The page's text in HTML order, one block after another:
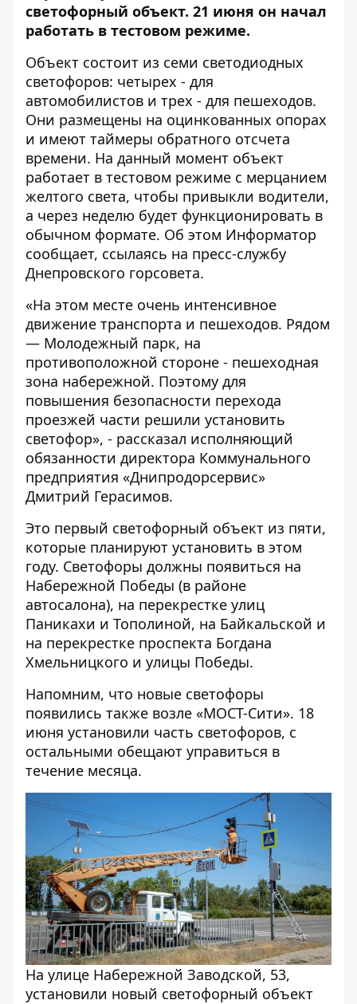
светофорный объект. 21 июня он начал
работать в тестовом режиме.
Объект состоит из семи светодиодных
светофоров: четырех - для
автомобилистов и трех - для пешеходов.
Они размещены на оцинкованных опорах
и имеют таймеры обратного отсчета
времени. На данный момент объект
работает в тестовом режиме с мерцанием
желтого света, чтобы привыкли водители,
а через неделю будет функционировать в
обычном формате. Об этом Информатор
сообщает, ссылаясь на пресс-службу
Днепровского горсовета.
«На этом месте очень интенсивное
движение транспорта и пешеходов. Рядом
— Молодежный парк, на
противоположной стороне - пешеходная
зона набережной. Поэтому для
повышения безопасности перехода
проезжей части решили установить
светофор», - рассказал исполняющий
обязанности директора Коммунального
предприятия «Днипродорсервис»
Дмитрий Герасимов.
Это первый светофорный объект из пяти,
которые планируют установить в этом
году. Светофоры должны появиться на
Набережной Победы (в районе
автосалона), на перекрестке улиц
Паникахи и Тополиной, на Байкальской и
на перекрестке проспекта Богдана
Хмельницкого и улицы Победы.
Напомним, что новые светофоры
появились также возле «МОСТ-Сити». 18
июня установили часть светофоров, с
остальными обещают управиться в
течение месяца.
На улице Набережной Заводской, 53,
установили новый светофорный объект